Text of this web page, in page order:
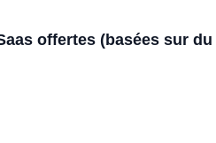
offertes (basées sur